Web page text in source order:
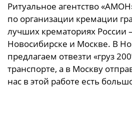
Ритуальное агентство
по организации кремации
лучших крематориях России
Новосибирске и Москве. В
предлагаем отвезти «груз
транспорте, а в Москву
нас в этой работе есть